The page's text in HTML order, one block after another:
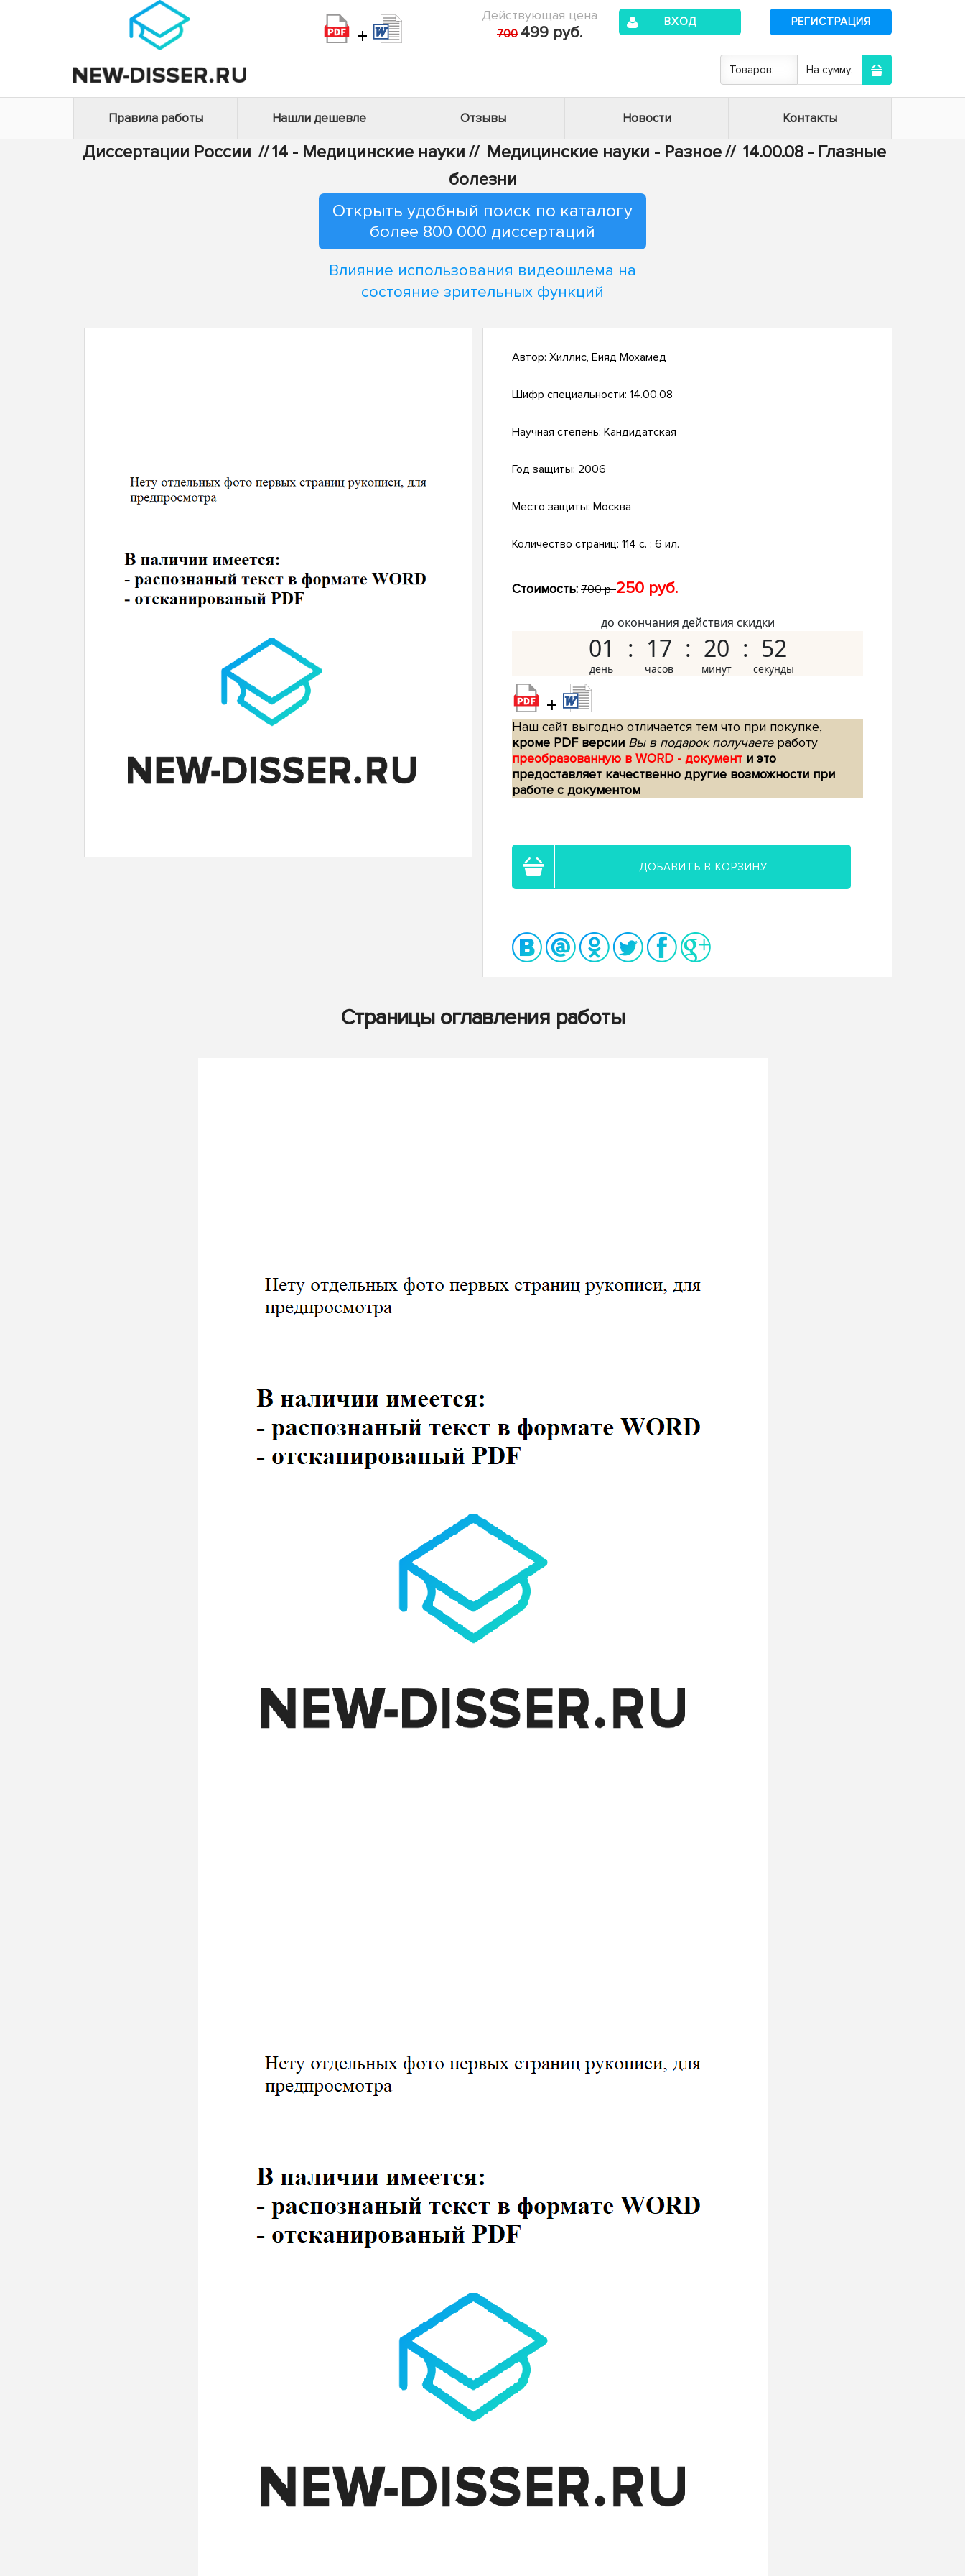
+
Действующая цена
700 499 руб.
ВХОД РЕГИСТРАЦИЯ
Товаров: На сумму:
Правила работы Нашли дешевле Отзывы Новости Контакты
Диссертации России //14 - Медицинские науки // Медицинские науки - Разное// 14.00.08 - Глазные
болезни
Открыть удобный поиск по каталогу
более 800 000 диссертаций
Влияние использования видеошлема на
состояние зрительных функций
Автор: Хиллис, Еияд Мохамед
Шифр специальности: 14.00.08
Научная степень: Кандидатская
Год защиты: 2006
Место защиты: Москва
Количество страниц: 114 с. : 6 ил.
Стоимость: 700 р.250 руб.
до окончания действия скидки
01 17 20 51
+
Наш сайт выгодно отличается тем что при покупке,
кроме PDF версии Вы в подарок получаетеработу
преобразованную в WORD - документ и это
предоставляет качественно другие возможности при
работе с документом
ДОБАВИТЬ В КОРЗИНУ
Страницы оглавления работы